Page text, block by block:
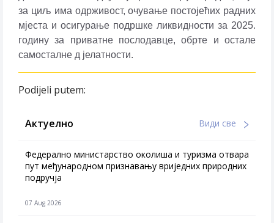
за циљ има одрживост, очување постојећих радних
мјеста и осигурање подршке ликвидности за 2025.
годину за приватне послодавце, обрте и остале
самосталне д јелатности.
Podijeli putem:
Актуелно Види све
Федерално министарство околиша и туризма отвара
пут међународном признавању вриједних природних
подручја
07 Aug 2026